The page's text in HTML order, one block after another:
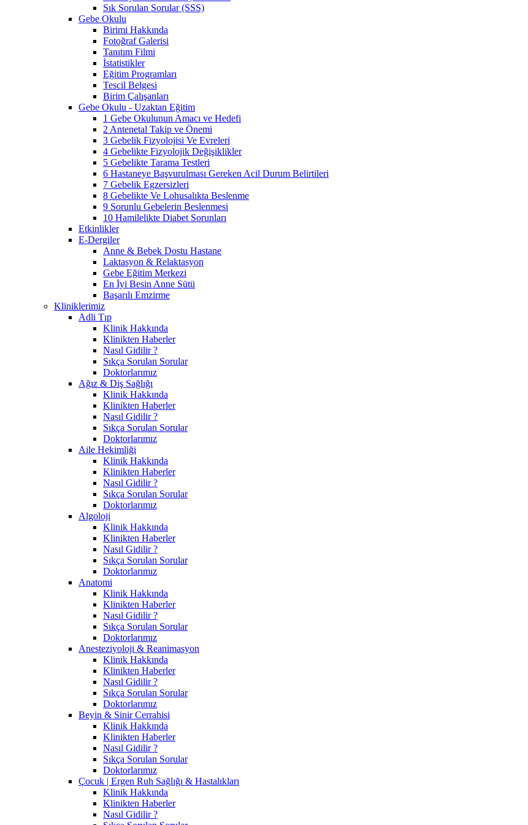
Sık Sorulan Sorular (SSS)
Gebe Okulu
Birimi Hakkında
Fotoğraf Galerisi
Tanıtım Filmi
İstatistikler
Eğitim Programları
Tescil Belgesi
Birim Çalışanları
Gebe Okulu - Uzaktan Eğitim
1 Gebe Okulunun Amacı ve Hedefi
2 Antenetal Takip ve Önemi
3 Gebelik Fizyolojisi Ve Evreleri
4 Gebelikte Fizyolojik Değişiklikler
5 Gebelikte Tarama Testleri
6 Hastaneye Başvurulması Gereken Acil Durum Belirtileri
7 Gebelik Egzersizleri
8 Gebelikte Ve Lohusalıkta Beslenme
9 Sorunlu Gebelerin Beslenmesi
10 Hamilelikte Diabet Sorunları
Etkinlikler
E-Dergiler
Anne & Bebek Dostu Hastane
Laktasyon & Relaktasyon
Gebe Eğitim Merkezi
En İyi Besin Anne Sütü
Başarılı Emzirme
Kliniklerimiz
Adli Tıp
Klinik Hakkında
Klinikten Haberler
Nasıl Gidilir ?
Sıkça Sorulan Sorular
Doktorlarımız
Ağız & Diş Sağlığı
Klinik Hakkında
Klinikten Haberler
Nasıl Gidilir ?
Sıkça Sorulan Sorular
Doktorlarımız
Aile Hekimliği
Klinik Hakkında
Klinikten Haberler
Nasıl Gidilir ?
Sıkça Sorulan Sorular
Doktorlarımız
Algoloji
Klinik Hakkında
Klinikten Haberler
Nasıl Gidilir ?
Sıkça Sorulan Sorular
Doktorlarımız
Anatomi
Klinik Hakkında
Klinikten Haberler
Nasıl Gidilir ?
Sıkça Sorulan Sorular
Doktorlarımız
Anesteziyoloji & Reanimasyon
Klinik Hakkında
Klinikten Haberler
Nasıl Gidilir ?
Sıkça Sorulan Sorular
Doktorlarımız
Beyin & Sinir Cerrahisi
Klinik Hakkında
Klinikten Haberler
Nasıl Gidilir ?
Sıkça Sorulan Sorular
Doktorlarımız
Çocuk | Ergen Ruh Sağlığı & Hastalıkları
Klinik Hakkında
Klinikten Haberler
Nasıl Gidilir ?